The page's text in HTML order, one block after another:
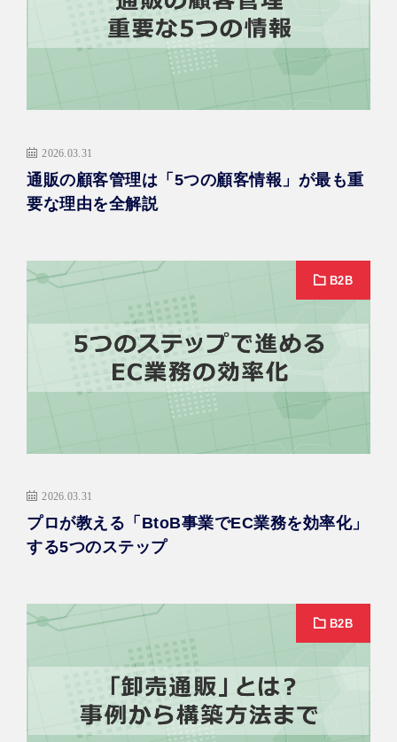
2026.03.31
通販の顧客管理は「5つの顧客情報」が最も重
要な理由を全解説
B2B
2026.03.31
プロが教える「BtoB事業でEC業務を効率化」
する5つのステップ
B2B